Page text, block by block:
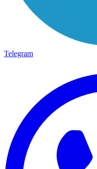
Telegram